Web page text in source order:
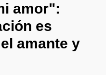
amor":
es
amante y